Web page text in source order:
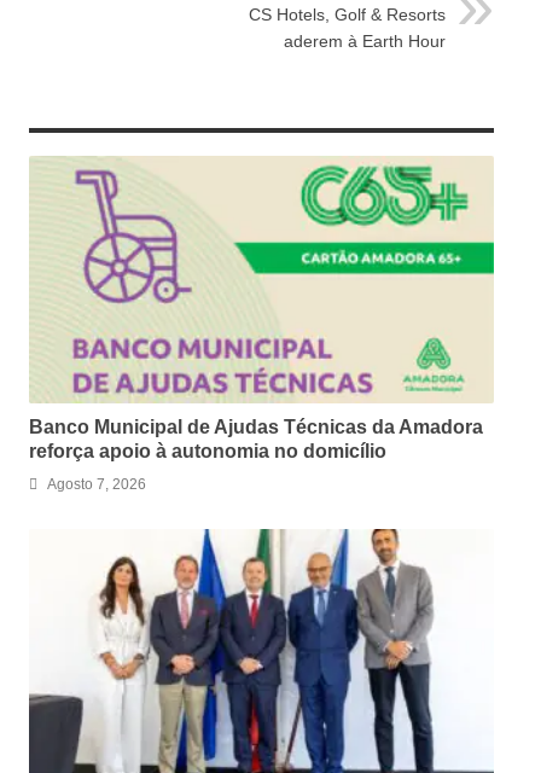
CS Hotels, Golf & Resorts
aderem à Earth Hour
Banco Municipal de Ajudas Técnicas da Amadora
reforça apoio à autonomia no domicílio
Agosto 7, 2026